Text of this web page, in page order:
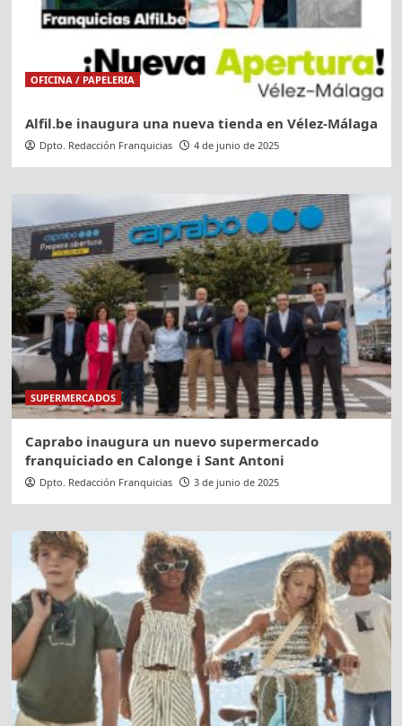
OFICINA / PAPELERIA
Alfil.be inaugura una nueva tienda en Vélez-Málaga
Dpto. Redacción Franquicias 4 de junio de 2025
SUPERMERCADOS
Caprabo inaugura un nuevo supermercado
franquiciado en Calonge i Sant Antoni
Dpto. Redacción Franquicias 3 de junio de 2025